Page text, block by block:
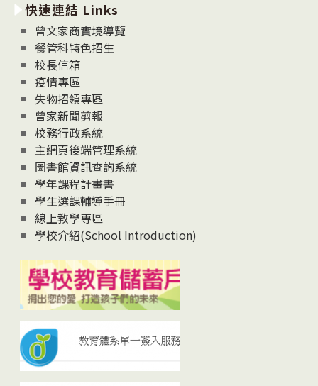
消
息
News
快速連結 Links
曾文家商實境導覽
餐管科特色招生
校長信箱
疫情專區
失物招領專區
曾家新聞剪報
校務行政系統
主網頁後端管理系統
圖書館資訊查詢系統
學年課程計畫書
學生選課輔導手冊
線上教學專區
學校介紹(School Introduction)